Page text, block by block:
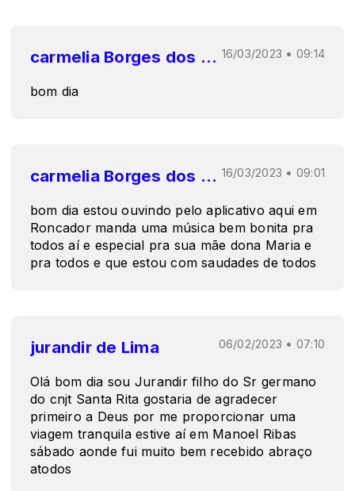
carmelia Borges dos Santos 16/03/2023 • 09:14
bom dia
carmelia Borges dos Santos 16/03/2023 • 09:01
bom dia estou ouvindo pelo aplicativo aqui em
Roncador manda uma música bem bonita pra
todos aí e especial pra sua mãe dona Maria e
pra todos e que estou com saudades de todos
jurandir de Lima 06/02/2023 • 07:10
Olá bom dia sou Jurandir filho do Sr germano
do cnjt Santa Rita gostaria de agradecer
primeiro a Deus por me proporcionar uma
viagem tranquila estive aí em Manoel Ribas
sábado aonde fui muito bem recebido abraço
atodos